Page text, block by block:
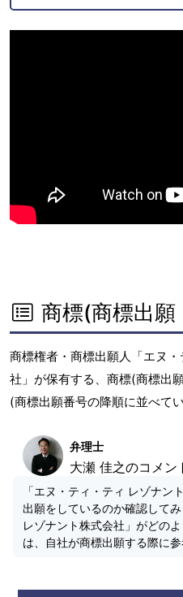
商標(商標出願
商標権者・商標出願人「エヌ
社」が保有する、商標(商標出
(商標出願番号の降順に並べてい
弁理士
大瀬 佳之のコメン
「エヌ・ティ・ティ レゾナン
出願をしているのか確認して
レゾナント株式会社」がどの
は、自社が商標出願する際に参